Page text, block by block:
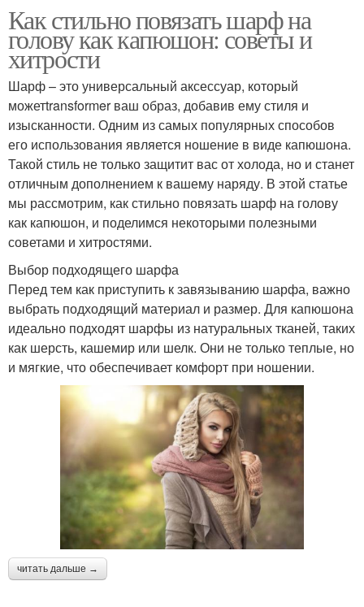
Как стильно повязать шарф на
голову как капюшон: советы и
хитрости
Шарф – это универсальный аксессуар, который
можетtransformer ваш образ, добавив ему стиля и
изысканности. Одним из самых популярных способов
его использования является ношение в виде капюшона.
Такой стиль не только защитит вас от холода, но и станет
отличным дополнением к вашему наряду. В этой статье
мы рассмотрим, как стильно повязать шарф на голову
как капюшон, и поделимся некоторыми полезными
советами и хитростями.
Выбор подходящего шарфа
Перед тем как приступить к завязыванию шарфа, важно
выбрать подходящий материал и размер. Для капюшона
идеально подходят шарфы из натуральных тканей, таких
как шерсть, кашемир или шелк. Они не только теплые, но
и мягкие, что обеспечивает комфорт при ношении.
читать дальше →